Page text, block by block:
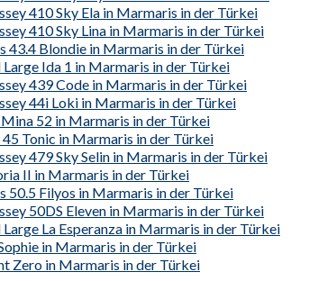
410 Sky Ela in Marmaris in der Türkei
410 Sky Lina in Marmaris in der Türkei
43.4 Blondie in Marmaris in der Türkei
Ida 1 in Marmaris in der Türkei
439 Code in Marmaris in der Türkei
44i Loki in Marmaris in der Türkei
52 in Marmaris in der Türkei
45 Tonic in Marmaris in der Türkei
479 Sky Selin in Marmaris in der Türkei
II in Marmaris in der Türkei
50.5 Filyos in Marmaris in der Türkei
50DS Eleven in Marmaris in der Türkei
La Esperanza in Marmaris in der Türkei
in Marmaris in der Türkei
Zero in Marmaris in der Türkei